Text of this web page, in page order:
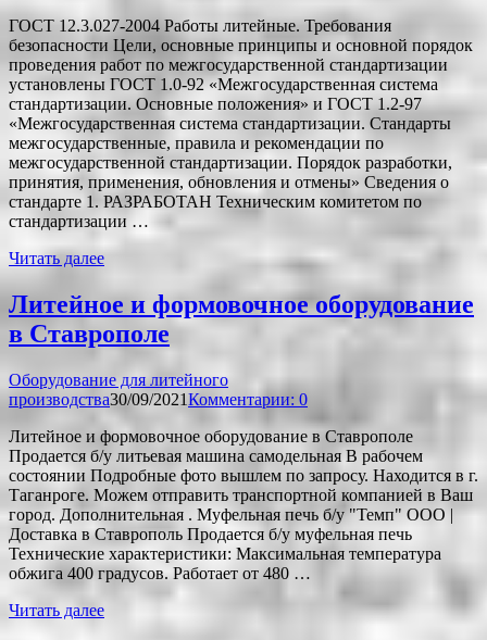
ГОСТ 12.3.027-2004 Работы литейные. Требования
безопасности Цели, основные принципы и основной порядок
проведения работ по межгосударственной стандартизации
установлены ГОСТ 1.0-92 «Межгосударственная система
стандартизации. Основные положения» и ГОСТ 1.2-97
«Межгосударственная система стандартизации. Стандарты
межгосударственные, правила и рекомендации по
межгосударственной стандартизации. Порядок разработки,
принятия, применения, обновления и отмены» Сведения о
стандарте 1. РАЗРАБОТАН Техническим комитетом по
стандартизации …
Читать далее
Литейное и формовочное оборудование
в Ставрополе
Оборудование для литейного
производства30/09/2021Комментарии: 0
Литейное и формовочное оборудование в Ставрополе
Продается б/у литьевая машина самодельная В рабочем
состоянии Подробные фото вышлем по запросу. Находится в г.
Таганроге. Можем отправить транспортной компанией в Ваш
город. Дополнительная . Муфельная печь б/у "Темп" ООО |
Доставка в Ставрополь Продается б/у муфельная печь
Технические характеристики: Максимальная температура
обжига 400 градусов. Работает от 480 …
Читать далее